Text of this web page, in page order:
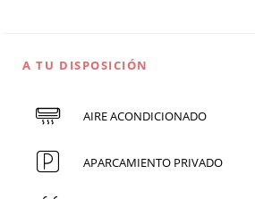
A TU DISPOSICIÓN
AIRE ACONDICIONADO
APARCAMIENTO PRIVADO